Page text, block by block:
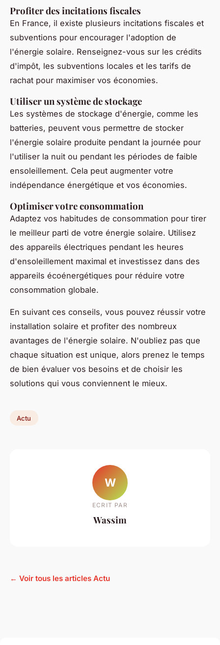
Profiter des incitations fiscales
En France, il existe plusieurs incitations fiscales et
subventions pour encourager l'adoption de
l'énergie solaire. Renseignez-vous sur les crédits
d'impôt, les subventions locales et les tarifs de
rachat pour maximiser vos économies.
Utiliser un système de stockage
Les systèmes de stockage d'énergie, comme les
batteries, peuvent vous permettre de stocker
l'énergie solaire produite pendant la journée pour
l'utiliser la nuit ou pendant les périodes de faible
ensoleillement. Cela peut augmenter votre
indépendance énergétique et vos économies.
Optimiser votre consommation
Adaptez vos habitudes de consommation pour tirer
le meilleur parti de votre énergie solaire. Utilisez
des appareils électriques pendant les heures
d'ensoleillement maximal et investissez dans des
appareils écoénergétiques pour réduire votre
consommation globale.
En suivant ces conseils, vous pouvez réussir votre
installation solaire et profiter des nombreux
avantages de l'énergie solaire. N'oubliez pas que
chaque situation est unique, alors prenez le temps
de bien évaluer vos besoins et de choisir les
solutions qui vous conviennent le mieux.
Actu
W
ECRIT PAR
Wassim
← Voir tous les articles Actu